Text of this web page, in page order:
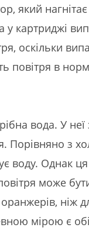
який
картриджі
оскільки
повітря в
вода. У
Порівняно з
воду. Однак
повітря може
ніж
мірою є